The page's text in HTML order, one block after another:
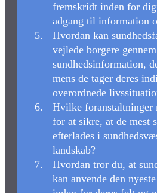
fremskridt inden for
adgang til information
Hvordan kan
vejlede borgere
sundhedsinformation,
mens de tager deres
overordnede
Hvilke foranstaltninger
for at sikre, at de mest
efterlades i
landskab?
Hvordan tror du, at
kan anvende den